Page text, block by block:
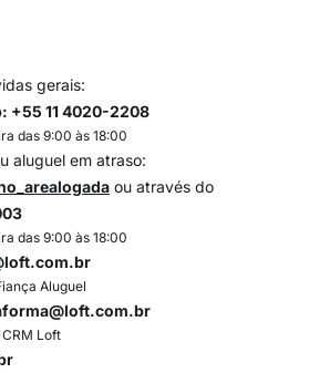
gerais:
+55 11 4020-2208
das 9:00 às 18:00
aluguel em atraso:
ou através do
das 9:00 às 18:00
Aluguel
Loft